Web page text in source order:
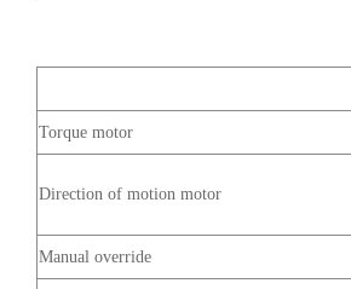
Torque motor
Direction of motion motor
Manual override